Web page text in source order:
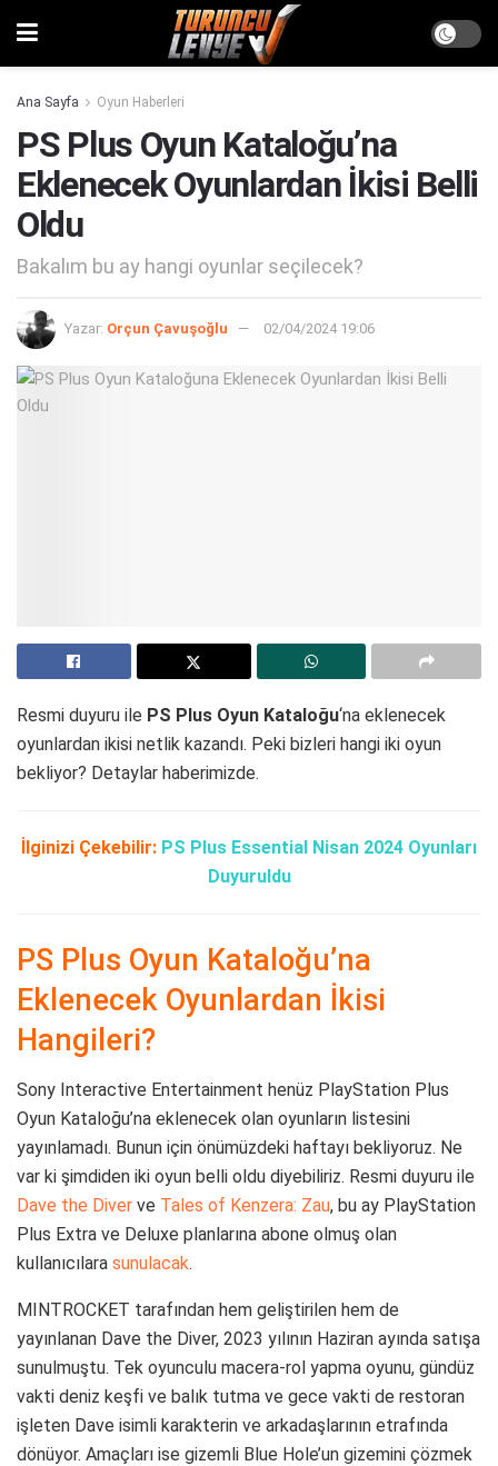
Ana Sayfa Oyun Haberleri
PS Plus Oyun Kataloğu’na
Eklenecek Oyunlardan İkisi Belli
Oldu
Bakalım bu ay hangi oyunlar seçilecek?
Yazar: Orçun Çavuşoğlu 02/04/2024 19:06
Resmi duyuru ile PS Plus Oyun Kataloğu‘na eklenecek
oyunlardan ikisi netlik kazandı. Peki bizleri hangi iki oyun
bekliyor? Detaylar haberimizde.
İlginizi Çekebilir: PS Plus Essential Nisan 2024 Oyunları
Duyuruldu
PS Plus Oyun Kataloğu’na
Eklenecek Oyunlardan İkisi
Hangileri?
Sony Interactive Entertainment henüz PlayStation Plus
Oyun Kataloğu’na eklenecek olan oyunların listesini
yayınlamadı. Bunun için önümüzdeki haftayı bekliyoruz. Ne
var ki şimdiden iki oyun belli oldu diyebiliriz. Resmi duyuru ile
Dave the Diver ve Tales of Kenzera: Zau, bu ay PlayStation
Plus Extra ve Deluxe planlarına abone olmuş olan
kullanıcılara sunulacak.
MINTROCKET tarafından hem geliştirilen hem de
yayınlanan Dave the Diver, 2023 yılının Haziran ayında satışa
sunulmuştu. Tek oyunculu macera-rol yapma oyunu, gündüz
vakti deniz keşfi ve balık tutma ve gece vakti de restoran
işleten Dave isimli karakterin ve arkadaşlarının etrafında
dönüyor. Amaçları ise gizemli Blue Hole’un gizemini çözmek